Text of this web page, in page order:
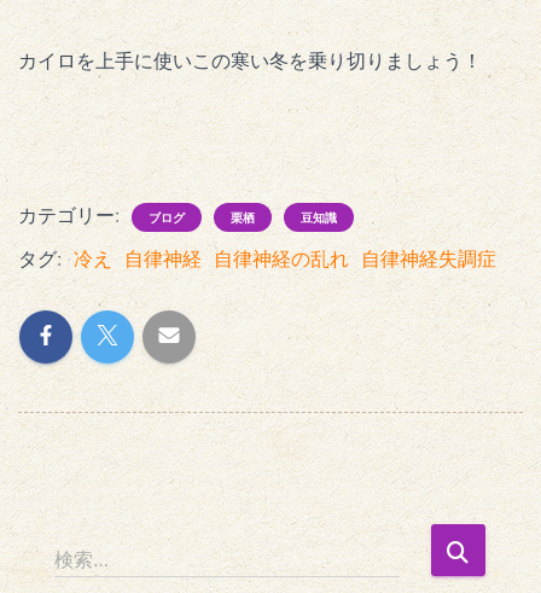
カイロを上手に使いこの寒い冬を乗り切りましょう！
カテゴリー: ブログ 栗栖 豆知識
タグ: 冷え 自律神経 自律神経の乱れ 自律神経失調症
検
索
検索…